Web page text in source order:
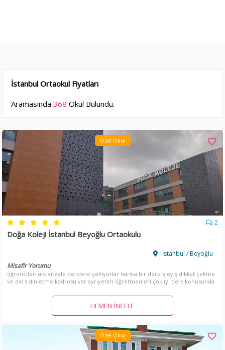
İstanbul Ortaokul Fiyatları
Aramasında368 Okul Bulundu.
Özel Okul
2
Doğa Koleji İstanbul Beyoğlu Ortaokulu
İstanbul / Beyoğlu
Misafir Yorumu
öğrencileri aktiviteyle derslere çekiyorlar harika bir ders işleyiş dikkat çekme
ve ders dinletme kadrosu var ayriyeten öğretmenleri çok iyi ders konusunda
okuldan çok memnunuz.
HEMEN İNCELE
Özel Okul